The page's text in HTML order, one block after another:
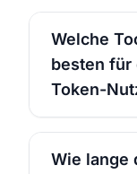
Welche
besten für
Token-
Wie lange